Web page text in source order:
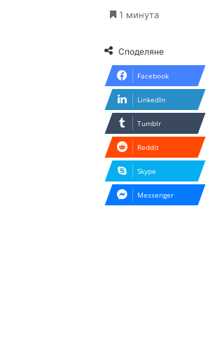
1 минута
Споделяне
Facebook
LinkedIn
Tumblr
Reddit
Skype
Messenger